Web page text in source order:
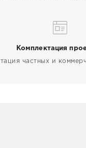
Комплектация
частных и